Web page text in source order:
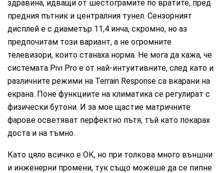
здравина, идващи от шестограмите по вратите, пред
предния пътник и централния тунел. Сензорният
дисплей е с диаметър 11,4 инча, скромно, но аз
предпочитам този вариант, а не огромните
телевизори, които станаха норма. Не мога да кажа, че
системата Pivi Pro е от най-интуитивните, след като и
различните режими на Terrain Response са вкарани на
екрана. Поне функциите на климатика се регулират с
физически бутони. И за мое щастие матричните
фарове осветяват перфектно пътя, тъй като покарах
доста и на тъмно.
Като цяло всичко е ОК, но при толкова много външни
и инженерни промени, тук също можеше да се пипне